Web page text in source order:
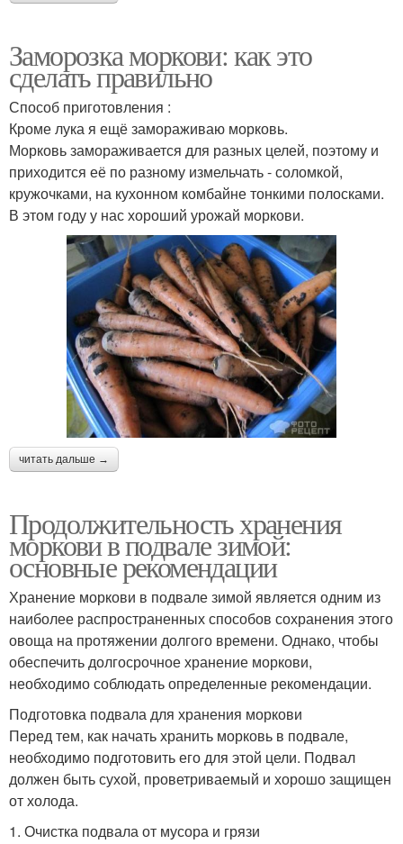
Заморозка моркови: как это
сделать правильно
Способ приготовления :
Кроме лука я ещё замораживаю морковь.
Морковь замораживается для разных целей, поэтому и
приходится её по разному измельчать - соломкой,
кружочками, на кухонном комбайне тонкими полосками.
В этом году у нас хороший урожай моркови.
читать дальше →
Продолжительность хранения
моркови в подвале зимой:
основные рекомендации
Хранение моркови в подвале зимой является одним из
наиболее распространенных способов сохранения этого
овоща на протяжении долгого времени. Однако, чтобы
обеспечить долгосрочное хранение моркови,
необходимо соблюдать определенные рекомендации.
Подготовка подвала для хранения моркови
Перед тем, как начать хранить морковь в подвале,
необходимо подготовить его для этой цели. Подвал
должен быть сухой, проветриваемый и хорошо защищен
от холода.
1. Очистка подвала от мусора и грязи